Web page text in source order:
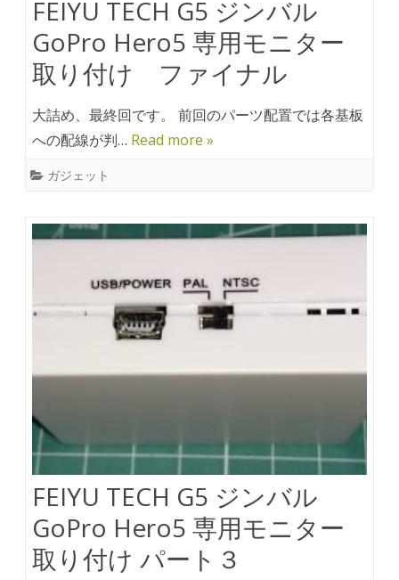
FEIYU TECH G5 ジンバル
GoPro Hero5 専用モニター
取り付け ファイナル
大詰め、最終回です。 前回のパーツ配置では各基板
への配線が判… Read more »
ガジェット
FEIYU TECH G5 ジンバル
GoPro Hero5 専用モニター
取り付け パート３